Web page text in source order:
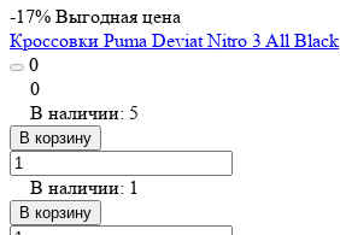
-17% Выгодная цена
Кроссовки Puma Deviat Nitro 3 All Black
0
0
В наличии: 5
В корзину
В наличии: 1
В корзину